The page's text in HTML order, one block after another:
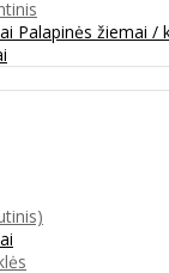
Palapinės žiemai /